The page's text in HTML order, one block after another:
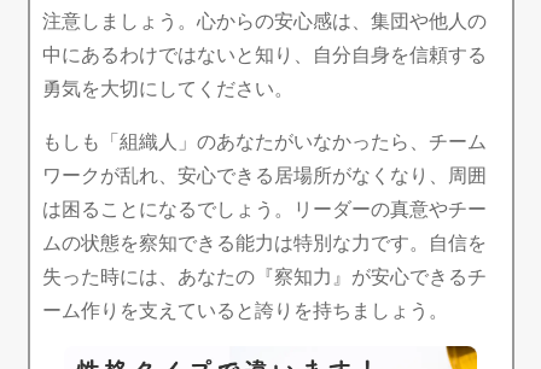
注意しましょう。心からの安心感は、集団や他人の
中にあるわけではないと知り、自分自身を信頼する
勇気を大切にしてください。
もしも「組織人」のあなたがいなかったら、チーム
ワークが乱れ、安心できる居場所がなくなり、周囲
は困ることになるでしょう。リーダーの真意やチー
ムの状態を察知できる能力は特別な力です。自信を
失った時には、あなたの『察知力』が安心できるチ
ーム作りを支えていると誇りを持ちましょう。